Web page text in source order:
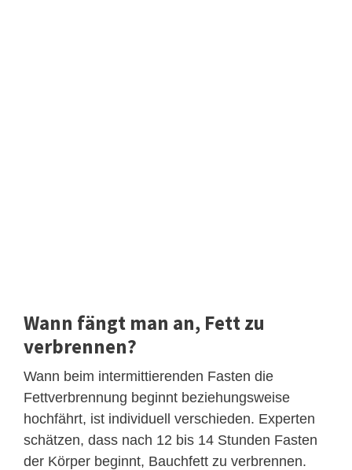
Wann fängt man an, Fett zu
verbrennen?
Wann beim intermittierenden Fasten die
Fettverbrennung beginnt beziehungsweise
hochfährt, ist individuell verschieden. Experten
schätzen, dass nach 12 bis 14 Stunden Fasten
der Körper beginnt, Bauchfett zu verbrennen.